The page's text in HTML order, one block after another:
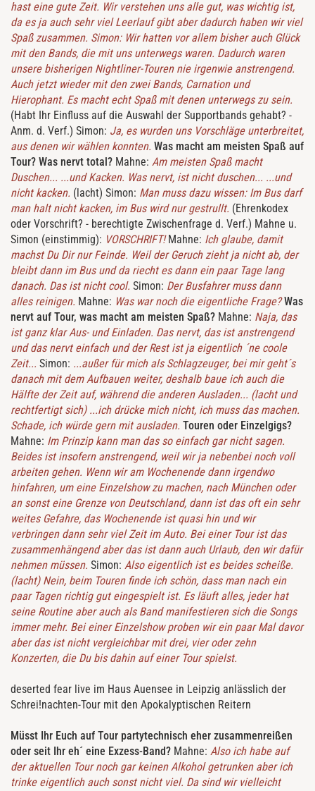
hast eine gute Zeit. Wir verstehen uns alle gut, was wichtig ist,
da es ja auch sehr viel Leerlauf gibt aber dadurch haben wir viel
Spaß zusammen. Simon: Wir hatten vor allem bisher auch Glück
mit den Bands, die mit uns unterwegs waren. Dadurch waren
unsere bisherigen Nightliner-Touren nie irgenwie anstrengend.
Auch jetzt wieder mit den zwei Bands, Carnation und
Hierophant. Es macht echt Spaß mit denen unterwegs zu sein.
(Habt Ihr Einfluss auf die Auswahl der Supportbands gehabt? -
Anm. d. Verf.) Simon: Ja, es wurden uns Vorschläge unterbreitet,
aus denen wir wählen konnten. Was macht am meisten Spaß auf
Tour? Was nervt total? Mahne: Am meisten Spaß macht
Duschen... ...und Kacken. Was nervt, ist nicht duschen... ...und
nicht kacken. (lacht) Simon: Man muss dazu wissen: Im Bus darf
man halt nicht kacken, im Bus wird nur gestrullt. (Ehrenkodex
oder Vorschrift? - berechtigte Zwischenfrage d. Verf.) Mahne u.
Simon (einstimmig): VORSCHRIFT!Mahne: Ich glaube, damit
machst Du Dir nur Feinde. Weil der Geruch zieht ja nicht ab, der
bleibt dann im Bus und da riecht es dann ein paar Tage lang
danach. Das ist nicht cool. Simon: Der Busfahrer muss dann
alles reinigen. Mahne: Was war noch die eigentliche Frage?Was
nervt auf Tour, was macht am meisten Spaß? Mahne: Naja, das
ist ganz klar Aus- und Einladen. Das nervt, das ist anstrengend
und das nervt einfach und der Rest ist ja eigentlich ´ne coole
Zeit... Simon: ...außer für mich als Schlagzeuger, bei mir geht´s
danach mit dem Aufbauen weiter, deshalb baue ich auch die
Hälfte der Zeit auf, während die anderen Ausladen... (lacht und
rechtfertigt sich) ...ich drücke mich nicht, ich muss das machen.
Schade, ich würde gern mit ausladen. Touren oder Einzelgigs?
Mahne: Im Prinzip kann man das so einfach gar nicht sagen.
Beides ist insofern anstrengend, weil wir ja nebenbei noch voll
arbeiten gehen. Wenn wir am Wochenende dann irgendwo
hinfahren, um eine Einzelshow zu machen, nach München oder
an sonst eine Grenze von Deutschland, dann ist das oft ein sehr
weites Gefahre, das Wochenende ist quasi hin und wir
verbringen dann sehr viel Zeit im Auto. Bei einer Tour ist das
zusammenhängend aber das ist dann auch Urlaub, den wir dafür
nehmen müssen. Simon: Also eigentlich ist es beides scheiße.
(lacht) Nein, beim Touren finde ich schön, dass man nach ein
paar Tagen richtig gut eingespielt ist. Es läuft alles, jeder hat
seine Routine aber auch als Band manifestieren sich die Songs
immer mehr. Bei einer Einzelshow proben wir ein paar Mal davor
aber das ist nicht vergleichbar mit drei, vier oder zehn
Konzerten, die Du bis dahin auf einer Tour spielst.
deserted fear live im Haus Auensee in Leipzig anlässlich der
Schrei!nachten-Tour mit den Apokalyptischen Reitern
Müsst Ihr Euch auf Tour partytechnisch eher zusammenreißen
oder seit Ihr eh´ eine Exzess-Band? Mahne: Also ich habe auf
der aktuellen Tour noch gar keinen Alkohol getrunken aber ich
trinke eigentlich auch sonst nicht viel. Da sind wir vielleicht